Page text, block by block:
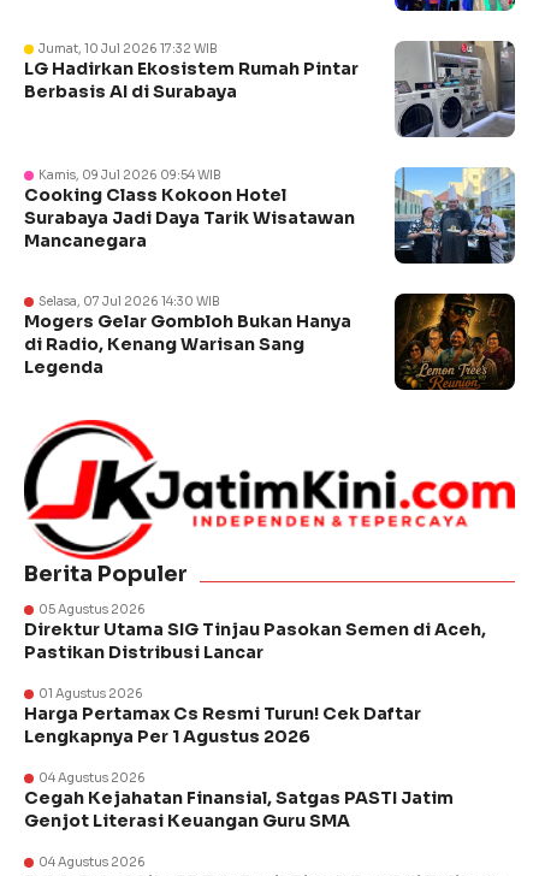
Jumat, 10 Jul 2026 17:32 WIB
LG Hadirkan Ekosistem Rumah Pintar
Berbasis AI di Surabaya
Kamis, 09 Jul 2026 09:54 WIB
Cooking Class Kokoon Hotel
Surabaya Jadi Daya Tarik Wisatawan
Mancanegara
Selasa, 07 Jul 2026 14:30 WIB
Mogers Gelar Gombloh Bukan Hanya
di Radio, Kenang Warisan Sang
Legenda
Berita Populer
05 Agustus 2026
Direktur Utama SIG Tinjau Pasokan Semen di Aceh,
Pastikan Distribusi Lancar
01 Agustus 2026
Harga Pertamax Cs Resmi Turun! Cek Daftar
Lengkapnya Per 1 Agustus 2026
04 Agustus 2026
Cegah Kejahatan Finansial, Satgas PASTI Jatim
Genjot Literasi Keuangan Guru SMA
04 Agustus 2026